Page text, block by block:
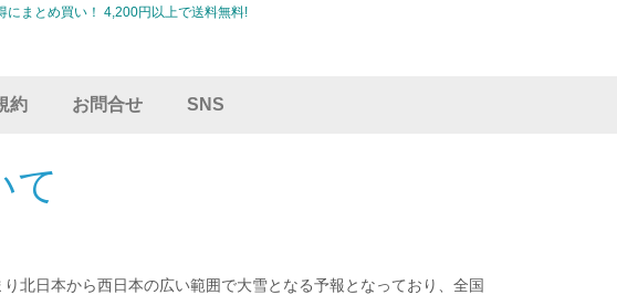
まとめ買い！ 4,200円以上で送料無料!
約 お問合せ SNS
て
北日本から西日本の広い範囲で大雪となる予報となっており、全国